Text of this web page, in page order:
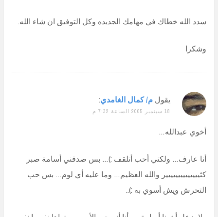
سدد الله خطاك في مهامك الجديده وكل التوفيق ان شاء الله.
وشكرا
يقول م/ كمال الغامدي:
18 سبتمبر 2005 الساعة 7:32 م
أخوي عبدالله…
أنا عارف… ولكني أحب أتلقف :)… بس صدقني أسامة صبر
كثيييييييييييييير والله العظيم… وما عليه أي لوم… بس حب
التحرش ويش أسوي به :)..